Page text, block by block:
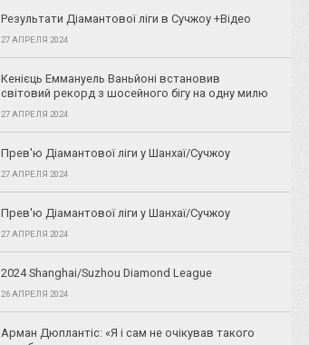
Результати Діамантової ліги в Сучжоу +Відео
27 АПРЕЛЯ 2024
Кенієць Еммануель Ваньйоні встановив
світовий рекорд з шосейного бігу на одну милю
27 АПРЕЛЯ 2024
Прев'ю Діамантової ліги у Шанхаї/Сучжоу
27 АПРЕЛЯ 2024
Прев'ю Діамантової ліги у Шанхаї/Сучжоу
27 АПРЕЛЯ 2024
2024 Shanghai/Suzhou Diamond League
26 АПРЕЛЯ 2024
Арман Дюплантіс: «Я і сам не очікував такого